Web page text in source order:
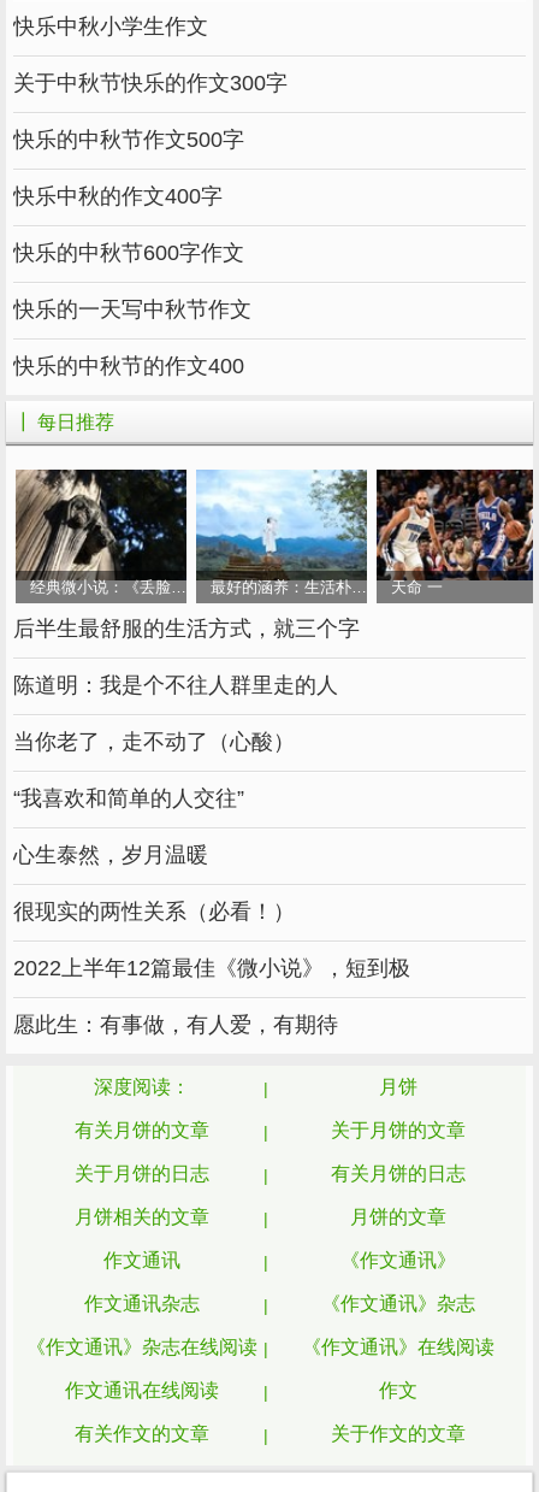
带奕涵还有成豪舅舅去楼下的篮球场打篮球，可
以吗?”“可以，你们去吧!”妈妈微笑着爽快地答应
了。于是，我们拿起篮球就下楼去了。 到了篮
球场，我们就开始打了。虽然我跑起来有些吃
力，(因为口袋里面有一包月饼)。我知道肯定待
会儿我们篮球打着打着，月亮就转到我们这边来
了。所以月亮还没来，我们只能打球，我还进了
果然，不出我所料，打着打着，我的头不自
觉地往天上一看，哇!月亮是什么时候到我们这
滚了过去。我说：”我先不跟你们打篮球了，因
为我想赏月。行吗?““可是你又没有带月饼
呀?”他们问。“我带了!”我笑道。“好吧。“他们只
好回去继续打篮球了。我拿出月饼，然后就坐在
长椅上边吃月饼边赏月。过了一会儿，他们也不
打篮球，然后到我这里来跟我一起赏月了。我觉
得今年的月亮不是很圆，而且还是若隐若现的，
还没有很白很白，很像是黄色的。
过了一会儿，我就回去了。今天的中秋节真
快乐呀!
篇三：快乐的中秋节作文70
今天是中秋节，我很开心，因为今天我要到
哥哥家去过中秋啦！
我一到哥哥家，哥哥就跑了上来大喊一
声：“哈，是机器人！”我帮哥哥开了开关，就和
哥哥一起玩起机器人来了。
玩了一会儿又觉得没劲起来了，我们就跑到
楼上一起玩大富翁。哥哥说：“我们玩大富翁游
戏棋吧！”我也很同意了。玩着玩着，忽然，听
到了中午，我又和哥哥去玩棋了。玩了好
久，眼看哥哥就要输了，可是哥哥说：“我们玩
其他的吧！”我看了看手表，大叫一声：“啊，已
经到是下午了！”
哥哥只好去写作业了，我拿了一本课外书，
名叫《茶奶奶、猫和茶壶》，我讲给妈妈听。我
快乐中秋小学生作文
关于中秋节快乐的作文300字
快乐的中秋节作文500字
快乐中秋的作文400字
快乐的中秋节600字作文
快乐的一天写中秋节作文
快乐的中秋节的作文400
┃ 每日推荐
经典微小说：《丢脸的父亲》最好的涵养：生活朴素、心态平和、言行收敛
天命 一
后半生最舒服的生活方式，就三个字
陈道明：我是个不往人群里走的人
当你老了，走不动了（心酸）
“我喜欢和简单的人交往”
心生泰然，岁月温暖
很现实的两性关系（必看！）
2022上半年12篇最佳《微小说》，短到极
愿此生：有事做，有人爱，有期待
深度阅读： 月饼
有关月饼的文章 关于月饼的文章
关于月饼的日志 有关月饼的日志
月饼相关的文章 月饼的文章
作文通讯 《作文通讯》
作文通讯杂志 《作文通讯》杂志
《作文通讯》杂志在线阅读 《作文通讯》在线阅读
作文通讯在线阅读 作文
有关作文的文章 关于作文的文章
关于作文的日志 有关作文的日志